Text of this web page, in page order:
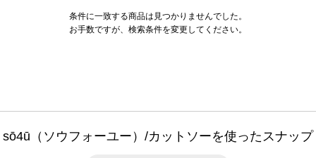
条件に一致する商品は見つかりませんでした。
お手数ですが、検索条件を変更してください。
sō4ū（ソウフォーユー）/カットソーを使ったスナップ